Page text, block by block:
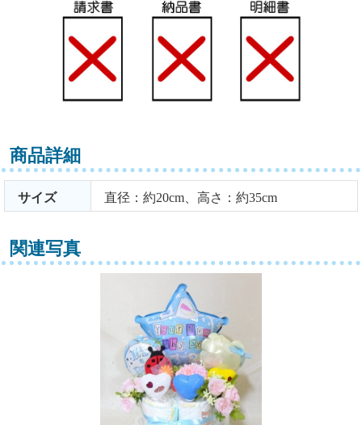
商品詳細
サイズ 直径：約20cm、高さ：約35cm
関連写真